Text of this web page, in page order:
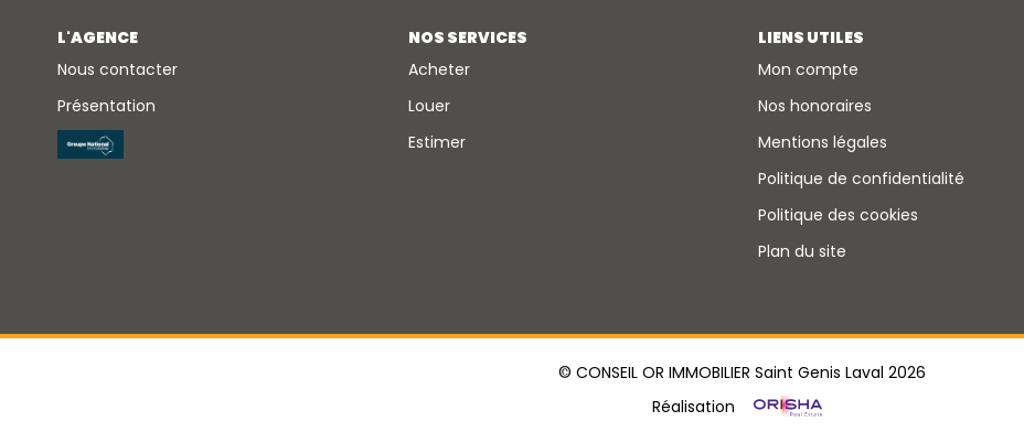
L'AGENCE
Nous contacter
Présentation
NOS SERVICES
Acheter
Louer
Estimer
LIENS UTILES
Mon compte
Nos honoraires
Mentions légales
Politique de confidentialité
Politique des cookies
Plan du site
© CONSEIL OR IMMOBILIER Saint Genis Laval 2026
Réalisation